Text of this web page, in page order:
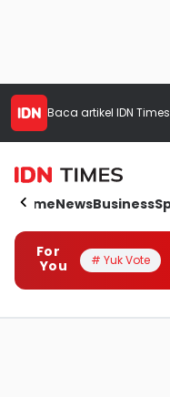
Baca artikel IDN Times
HomeNewsBusiness
For
You
# Yuk Vote